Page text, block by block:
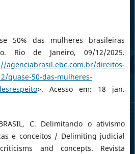
50% das mulheres brasileiras
Rio de Janeiro, 09/12/2025.
agenciabrasil.ebc.com.br/direitos-
quase-50-das-mulheres-
>. Acesso em: 18 jan.
C. Delimitando o ativismo
e conceitos / Delimiting judicial
and concepts. Revista